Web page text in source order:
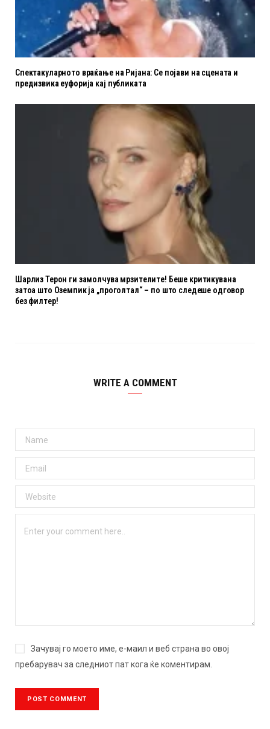
Спектакуларното враќање на Ријана: Се појави на сцената и
предизвика еуфорија кај публиката
Шарлиз Терон ги замолчува мрзителите! Беше критикувана
затоа што Оземпик ја „проголтал“ – по што следеше одговор
без филтер!
WRITE A COMMENT
Зачувај го моето име, е-маил и веб страна во овој
пребарувач за следниот пат кога ќе коментирам.